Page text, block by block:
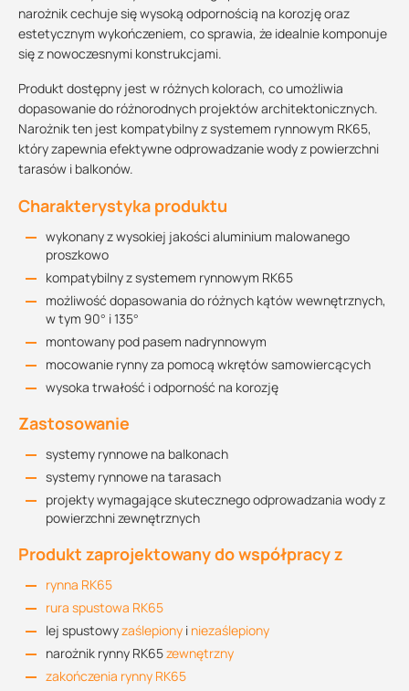
narożnik cechuje się wysoką odpornością na korozję oraz
estetycznym wykończeniem, co sprawia, że idealnie komponuje
się z nowoczesnymi konstrukcjami.
Produkt dostępny jest w różnych kolorach, co umożliwia
dopasowanie do różnorodnych projektów architektonicznych.
Narożnik ten jest kompatybilny z systemem rynnowym RK65,
który zapewnia efektywne odprowadzanie wody z powierzchni
tarasów i balkonów.
Charakterystyka produktu
wykonany z wysokiej jakości aluminium malowanego
proszkowo
kompatybilny z systemem rynnowym RK65
możliwość dopasowania do różnych kątów wewnętrznych,
w tym 90° i 135°
montowany pod pasem nadrynnowym
mocowanie rynny za pomocą wkrętów samowiercących
wysoka trwałość i odporność na korozję
Zastosowanie
systemy rynnowe na balkonach
systemy rynnowe na tarasach
projekty wymagające skutecznego odprowadzania wody z
powierzchni zewnętrznych
Produkt zaprojektowany do współpracy z
rynna RK65
rura spustowa RK65
lej spustowyzaślepiony i niezaślepiony
narożnik rynny RK65zewnętrzny
zakończenia rynny RK65